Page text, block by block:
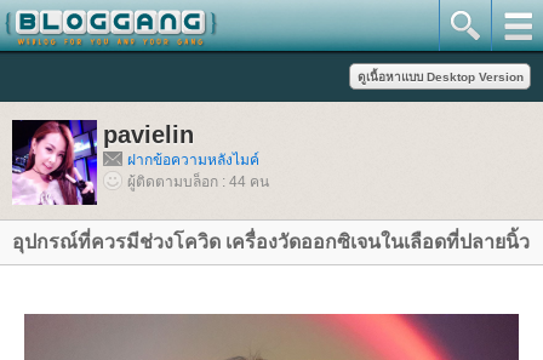
pavielin
ฝากข้อความหลังไมค์
ผู้ติดตามบล็อก : 44 คน
อุปกรณ์ที่ควรมีช่วงโควิด เครื่องวัดออกซิเจนในเลือดที่ปลายนิ้ว